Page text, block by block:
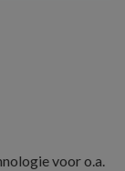
voor o.a.